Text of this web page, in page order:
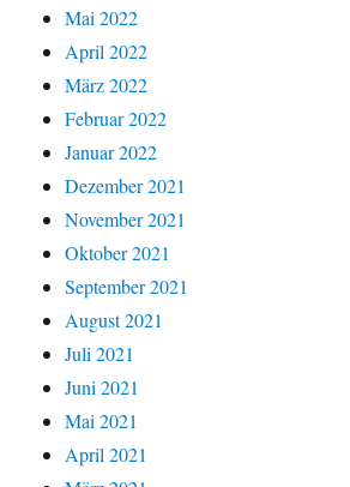
Mai 2022
April 2022
März 2022
Februar 2022
Januar 2022
Dezember 2021
November 2021
Oktober 2021
September 2021
August 2021
Juli 2021
Juni 2021
Mai 2021
April 2021